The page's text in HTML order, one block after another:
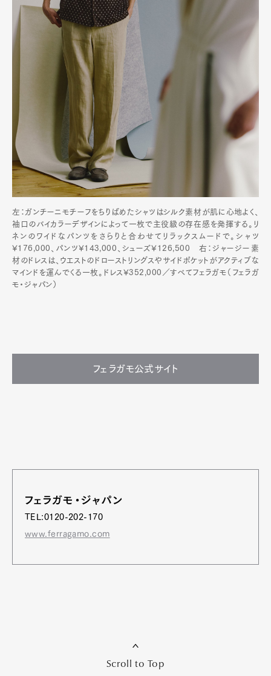
左：ガンチーニモチーフをちりばめたシャツはシルク素材が肌に心地よく、
袖口のバイカラーデザインによって一枚で主役級の存在感を発揮する。リ
ネンのワイドなパンツをさらりと合わせてリラックスムードで。シャツ
¥176,000、パンツ¥143,000、シューズ¥126,500 右：ジャージー素
材のドレスは、ウエストのドローストリングスやサイドポケットがアクティブな
マインドを運んでくる一枚。ドレス¥352,000／すべてフェラガモ（フェラガ
モ・ジャパン）
フェラガモ公式サイト
フェラガモ・ジャパン
TEL:0120-202-170
www.ferragamo.com
Scroll to Top